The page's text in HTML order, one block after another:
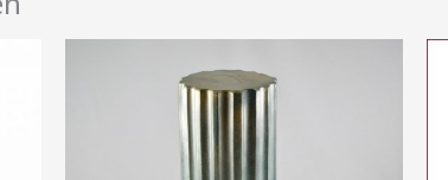
€5,00
tot
€20,00